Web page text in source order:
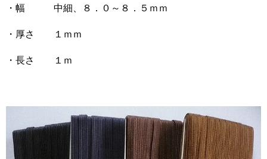
・幅 中細、８．０～８．５ｍｍ
・厚さ １ｍｍ
・長さ １ｍ